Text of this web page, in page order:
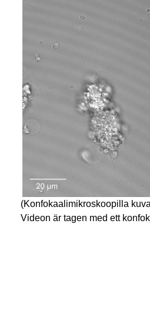
(Konfokaalimikroskoopilla
Videon är tagen med ett